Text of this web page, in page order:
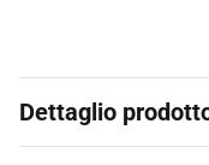
Dettaglio